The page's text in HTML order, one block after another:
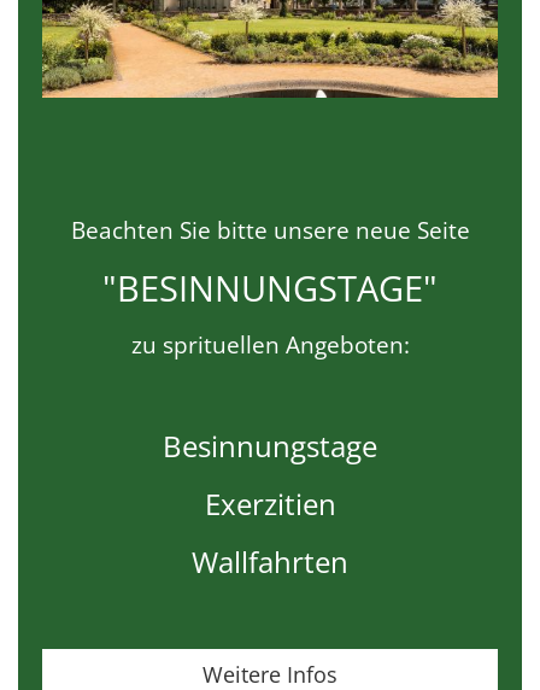
Beachten Sie bitte unsere neue Seite
"BESINNUNGSTAGE"
zu sprituellen Angeboten:
Besinnungstage
Exerzitien
Wallfahrten
Weitere Infos